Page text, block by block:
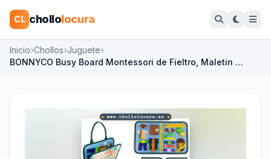
CL chollolocura
Inicio Chollos Juguete
BONNYCO Busy Board Montessori de Fieltro, Maletin …